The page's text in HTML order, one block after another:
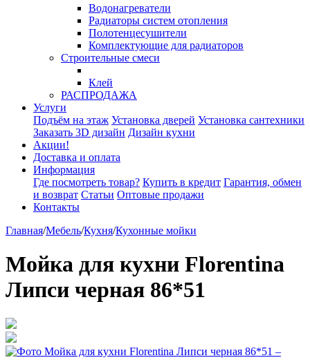
Водонагреватели
Радиаторы систем отопления
Полотенцесушители
Комплектующие для радиаторов
Строительные смеси
Клей
РАСПРОДАЖА
Услуги
Подъём на этаж Установка дверей Установка сантехники
Заказать 3D дизайн Дизайн кухни
Акции!
Доставка и оплата
Информация
Где посмотреть товар? Купить в кредит Гарантия, обмен
и возврат Статьи Оптовые продажи
Контакты
Главная/Мебель/Кухня/Кухонные мойки
Мойка для кухни Florentina
Липси черная 86*51